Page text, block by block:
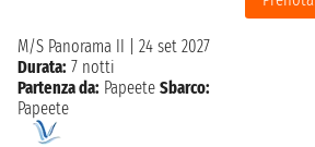
M/S Panorama II
24 set 2027
Durata: 7 notti
Partenza da: Papeete Sbarco:
Papeete